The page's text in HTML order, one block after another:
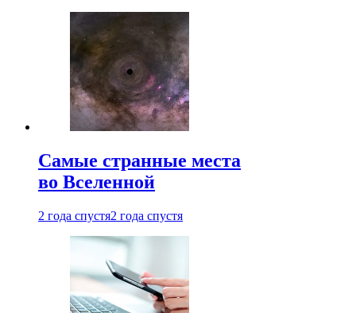
Самые странные места
во Вселенной
2 года спустя2 года спустя